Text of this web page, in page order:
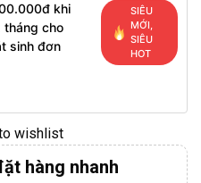
khi
tháng cho
sinh đơn
SIÊU
MỚI,
SIÊU
HOT
wishlist
hàng nhanh